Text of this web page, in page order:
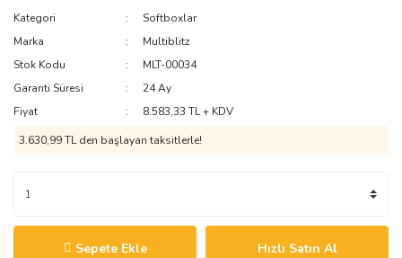
Kategori
Softboxlar
Marka
Multiblitz
Stok Kodu
MLT-00034
Garanti Süresi
24 Ay
Fiyat
8.583,33 TL + KDV
3.630,99 TL den başlayan taksitlerle!
Sepete Ekle Hızlı Satın Al